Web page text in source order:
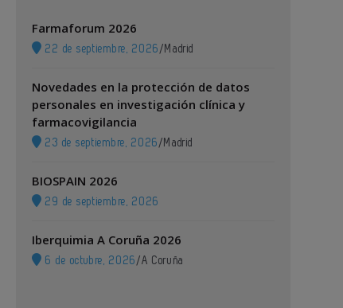
Farmaforum 2026
22 de septiembre, 2026 / Madrid
Novedades en la protección de datos
personales en investigación clínica y
farmacovigilancia
23 de septiembre, 2026 / Madrid
BIOSPAIN 2026
29 de septiembre, 2026
Iberquimia A Coruña 2026
6 de octubre, 2026 /A Coruña